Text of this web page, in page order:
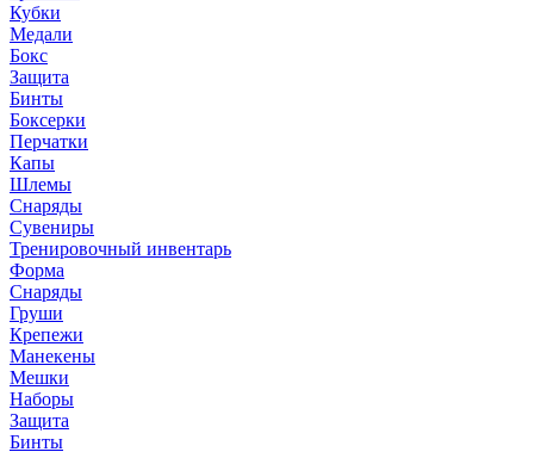
Кубки
Медали
Бокс
Защита
Бинты
Боксерки
Перчатки
Капы
Шлемы
Снаряды
Сувениры
Тренировочный инвентарь
Форма
Снаряды
Груши
Крепежи
Манекены
Мешки
Наборы
Защита
Бинты